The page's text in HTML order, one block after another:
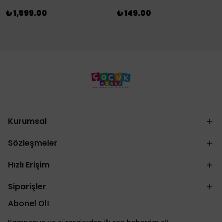
₺ 1,599.00 ₺ 149.00
Kurumsal
Sözleşmeler
Hızlı Erişim
Siparişler
Abonel Ol!